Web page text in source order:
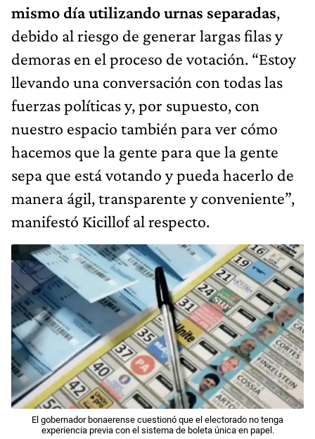
mismo día utilizando urnas separadas,
debido al riesgo de generar largas filas y
demoras en el proceso de votación. “Estoy
llevando una conversación con todas las
fuerzas políticas y, por supuesto, con
nuestro espacio también para ver cómo
hacemos que la gente para que la gente
sepa que está votando y pueda hacerlo de
manera ágil, transparente y conveniente”,
manifestó Kicillof al respecto.
El gobernador bonaerense cuestionó que el electorado no tenga
experiencia previa con el sistema de boleta única en papel.